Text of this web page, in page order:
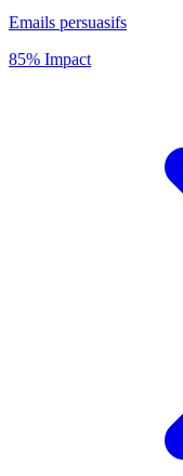
Emails persuasifs
85% Impact